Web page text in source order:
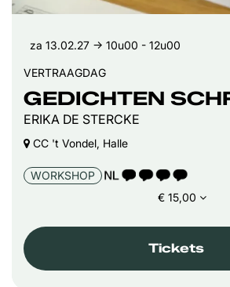
GEDICHTEN
ERIKA DE STERCKE
VERTRAAGDAG
za 13.02.27 → 10u00 - 12u00
CC 't Vondel, Halle
WORKSHOP
TAALICOON 4
€ 15,00
Tickets